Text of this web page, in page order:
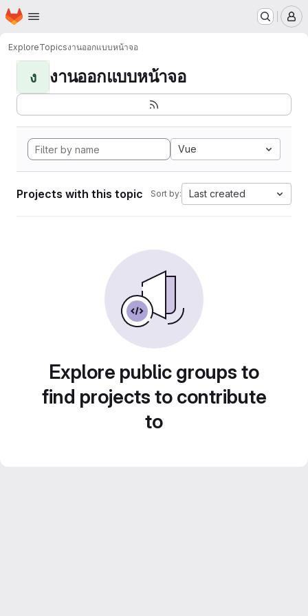
Skip to main content
Homepage
ExploreTopicsงานออกแบบหน้าจอ
ง งานออกแบบหน้าจอ
Vue
Projects with this topic Sort by: Last created
Explore public groups to
find projects to contribute
to